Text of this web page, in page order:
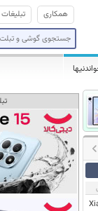
تبلیغات همکاری